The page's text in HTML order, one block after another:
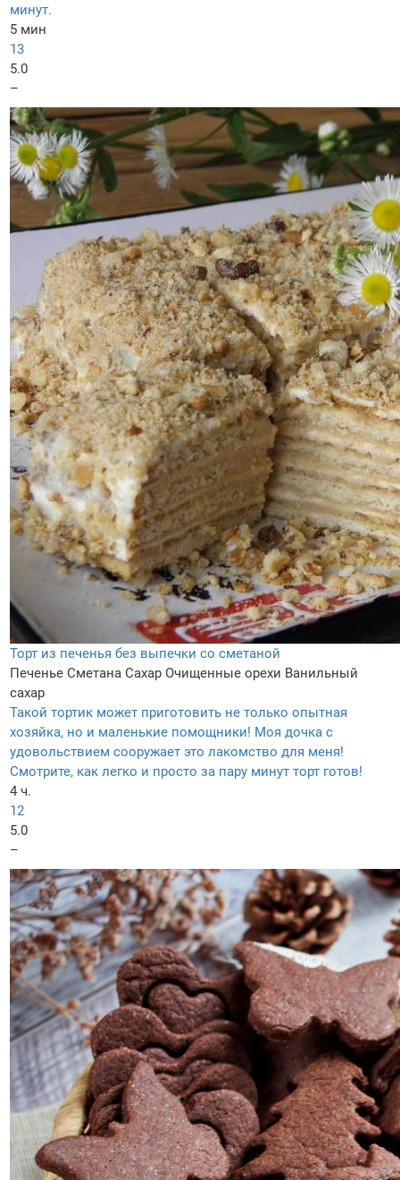
минут.
5 мин
13
5.0
–
Торт из печенья без выпечки со сметаной
Печенье Сметана Сахар Очищенные орехи Ванильный
сахар
Такой тортик может приготовить не только опытная
хозяйка, но и маленькие помощники! Моя дочка с
удовольствием сооружает это лакомство для меня!
Смотрите, как легко и просто за пару минут торт готов!
4 ч.
12
5.0
–